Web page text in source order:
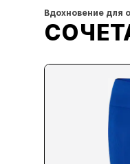
Вдохновение для